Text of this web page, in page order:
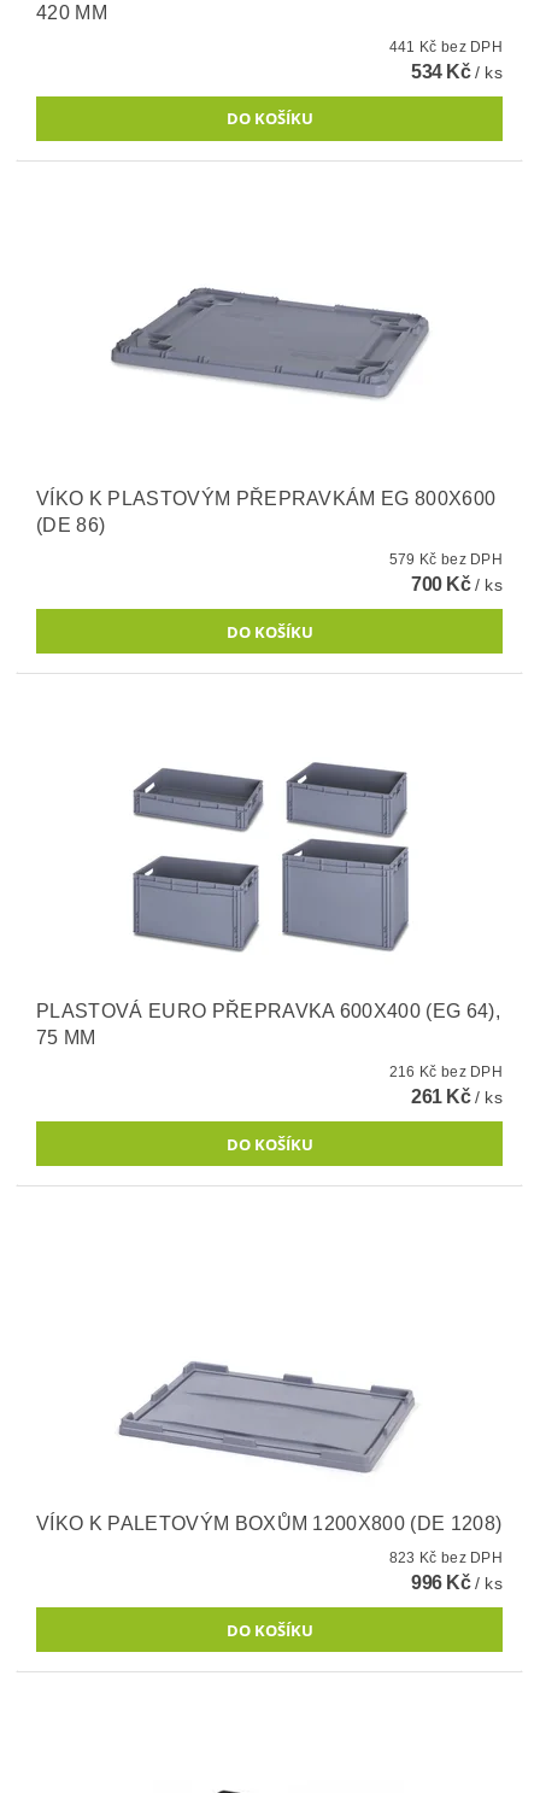
420 MM
441 Kč bez DPH
534 Kč/ ks
VÍKO K PLASTOVÝM PŘEPRAVKÁM EG 800X600
(DE 86)
579 Kč bez DPH
700 Kč/ ks
PLASTOVÁ EURO PŘEPRAVKA 600X400 (EG 64),
75 MM
216 Kč bez DPH
261 Kč/ ks
VÍKO K PALETOVÝM BOXŮM 1200X800 (DE 1208)
823 Kč bez DPH
996 Kč/ ks